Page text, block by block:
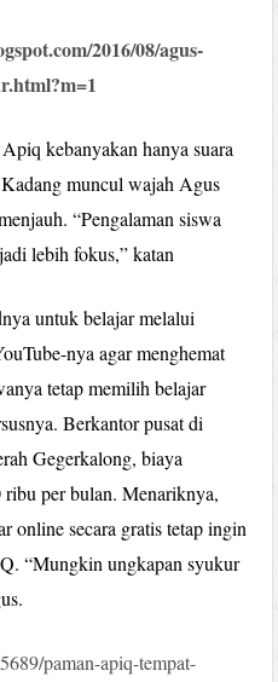
2016/08/agus-
kebanyakan hanya suara
muncul wajah Agus
“Pengalaman siswa
lebih fokus,” katan
untuk belajar melalui
nya agar menghemat
tetap memilih belajar
Berkantor pusat di
Gegerkalong, biaya
per bulan. Menariknya,
online secara gratis tetap ingin
“Mungkin ungkapan syukur
paman-apiq-tempat-